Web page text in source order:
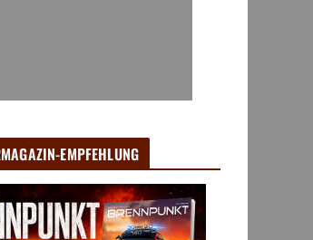
EMPFEHLUNG